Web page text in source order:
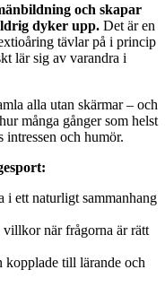
och skapar
dyker upp. Det är en
tävlar på i princip
lär sig av varandra i
alla utan skärmar – och
många gånger som helst
intressen och humör.
i ett naturligt sammanhang
när frågorna är rätt
till lärande och